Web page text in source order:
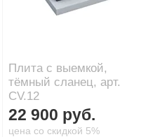
Плита с выемкой,
тёмный сланец, арт.
CV.12
22 900 руб.
цена со скидкой 5%